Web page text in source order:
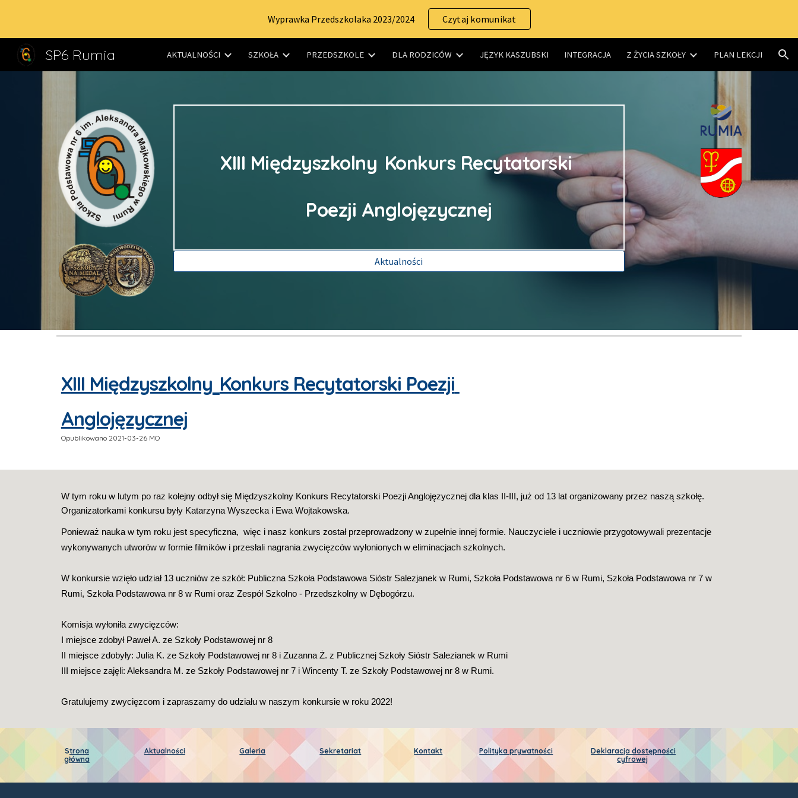
Skip to main content Skip to navigation
Wyprawka Przedszkolaka 2023/2024 Czytaj komunikat
SP6 Rumia AKTUALNOŚCI SZKOŁA PRZEDSZKOLE DLA RODZICÓW JĘZYK KASZUBSKI INTEGRACJA Z ŻYCIA SZKOŁY PLAN LEKCJI
XIII Międzyszkolny Konkurs Recytatorski
Poezji Anglojęzycznej
Aktualności
XIII Międzyszkolny Konkurs Recytatorski Poezji
Anglojęzycznej
Opublikowano 2021-03-26 MO
W tym roku w lutym po raz kolejny odbył się Międzyszkolny Konkurs Recytatorski Poezji Anglojęzycznej dla klas II-III, już od 13 lat organizowany przez naszą szkołę.
Organizatorkami konkursu były Katarzyna Wyszecka i Ewa Wojtakowska.
Ponieważ nauka w tym roku jest specyficzna,  więc i nasz konkurs został przeprowadzony w zupełnie innej formie. Nauczyciele i uczniowie przygotowywali prezentacje
wykonywanych utworów w formie filmików i przesłali nagrania zwycięzców wyłonionych w eliminacjach szkolnych.
W konkursie wzięło udział 13 uczniów ze szkół: Publiczna Szkoła Podstawowa Sióstr Salezjanek w Rumi, Szkoła Podstawowa nr 6 w Rumi, Szkoła Podstawowa nr 7 w
Rumi, Szkoła Podstawowa nr 8 w Rumi oraz Zespół Szkolno - Przedszkolny w Dębogórzu.
Komisja wyłoniła zwycięzców:
I miejsce zdobył Paweł A. ze Szkoły Podstawowej nr 8
II miejsce zdobyły: Julia K. ze Szkoły Podstawowej nr 8 i Zuzanna Ż. z Publicznej Szkoły Sióstr Salezianek w Rumi
III miejsce zajęli: Aleksandra M. ze Szkoły Podstawowej nr 7 i Wincenty T. ze Szkoły Podstawowej nr 8 w Rumi.
Gratulujemy zwycięzcom i zapraszamy do udziału w naszym konkursie w roku 2022!
Strona
główna
Aktualności Galeria Sekretariat Kontakt Polityka prywatności
Deklaracja dostępności
cyfrowej